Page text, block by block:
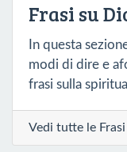
Frasi su
In questa
modi di dire e
frasi sulla
Vedi tutte le